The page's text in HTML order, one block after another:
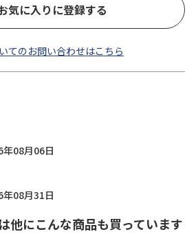
気に入りに登録する
てのお問い合わせはこちら
08月06日
08月31日
他にこんな商品も買っています